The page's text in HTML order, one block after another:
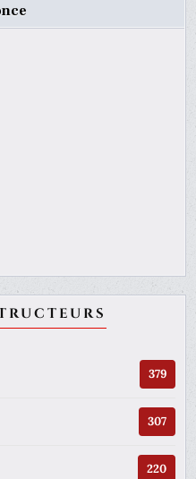
379
307
220